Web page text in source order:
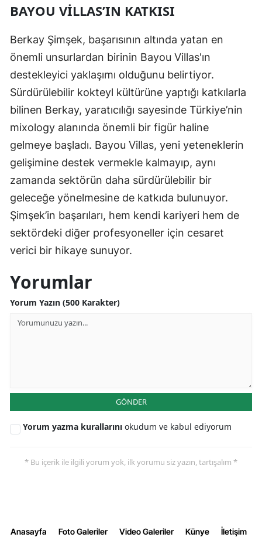
BAYOU VILLAS’IN KATKISI
Berkay Şimşek, başarısının altında yatan en
önemli unsurlardan birinin Bayou Villas'ın
destekleyici yaklaşımı olduğunu belirtiyor.
Sürdürülebilir kokteyl kültürüne yaptığı katkılarla
bilinen Berkay, yaratıcılığı sayesinde Türkiye’nin
mixology alanında önemli bir figür haline
gelmeye başladı. Bayou Villas, yeni yeteneklerin
gelişimine destek vermekle kalmayıp, aynı
zamanda sektörün daha sürdürülebilir bir
geleceğe yönelmesine de katkıda bulunuyor.
Şimşek’in başarıları, hem kendi kariyeri hem de
sektördeki diğer profesyoneller için cesaret
verici bir hikaye sunuyor.
Yorumlar
Yorum Yazın (500 Karakter)
GÖNDER
Yorum yazma kurallarını okudum ve kabul ediyorum
* Bu içerik ile ilgili yorum yok, ilk yorumu siz yazın, tartışalım *
Anasayfa Foto Galeriler Video Galeriler Künye İletişim